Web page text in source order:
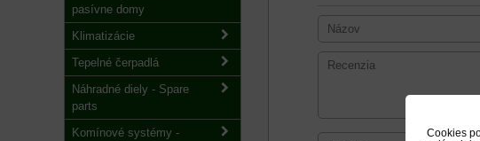
pasívne domy
Klimatizácie
Tepelné čerpadlá
Náhradné diely - Spare
parts
Komínové systémy -
Cookies